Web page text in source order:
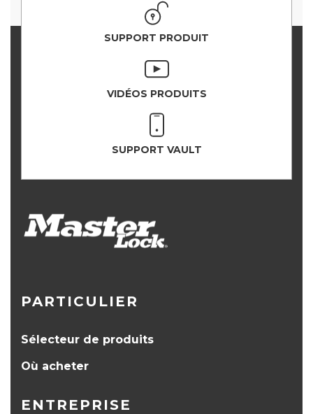
SUPPORT PRODUIT
VIDÉOS PRODUITS
SUPPORT VAULT
PARTICULIER
Sélecteur de produits
Où acheter
ENTREPRISE